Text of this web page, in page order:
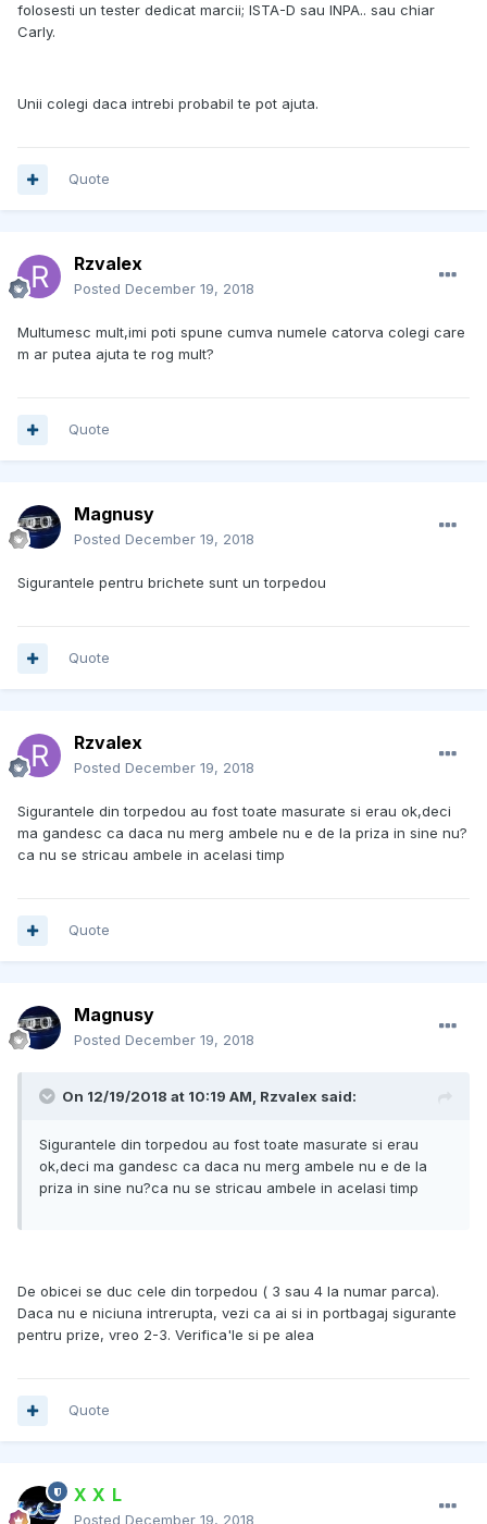
folosesti un tester dedicat marcii; ISTA-D sau INPA.. sau chiar
Carly.
Unii colegi daca intrebi probabil te pot ajuta.
Quote
Rzvalex
Posted December 19, 2018
Multumesc mult,imi poti spune cumva numele catorva colegi care
m ar putea ajuta te rog mult?
Quote
Magnusy
Posted December 19, 2018
Sigurantele pentru brichete sunt un torpedou
Quote
Rzvalex
Posted December 19, 2018
Sigurantele din torpedou au fost toate masurate si erau ok,deci
ma gandesc ca daca nu merg ambele nu e de la priza in sine nu?
ca nu se stricau ambele in acelasi timp
Quote
Magnusy
Posted December 19, 2018
On 12/19/2018 at 10:19 AM, Rzvalex said:
Sigurantele din torpedou au fost toate masurate si erau
ok,deci ma gandesc ca daca nu merg ambele nu e de la
priza in sine nu?ca nu se stricau ambele in acelasi timp
De obicei se duc cele din torpedou ( 3 sau 4 la numar parca).
Daca nu e niciuna intrerupta, vezi ca ai si in portbagaj sigurante
pentru prize, vreo 2-3. Verifica'le si pe alea
Quote
X X L
Posted December 19, 2018